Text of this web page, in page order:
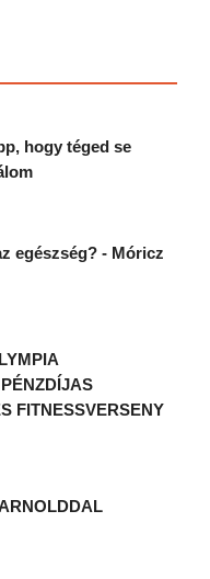
hogy téged se
egészség? - Móricz
FITNESSVERSENY